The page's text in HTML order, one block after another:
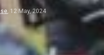
, 12 May, 2024